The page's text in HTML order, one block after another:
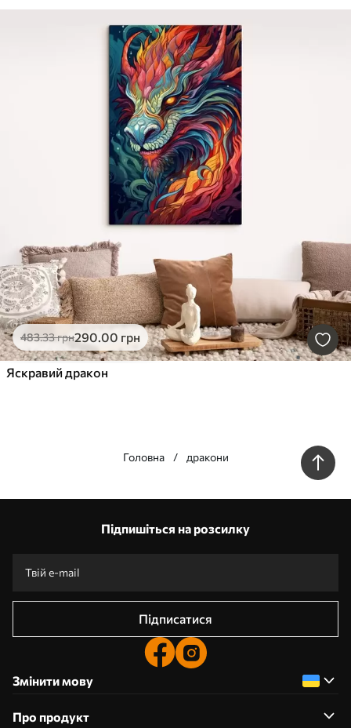
483.33грн290.00 грн
Яскравий дракон
Головна дракони
Виготовлення за індивідуальними розмірами
Промокоди зі знижками до замовлення!
Підпишіться на розсилку
Підписатися
Змінити мову
Про продукт